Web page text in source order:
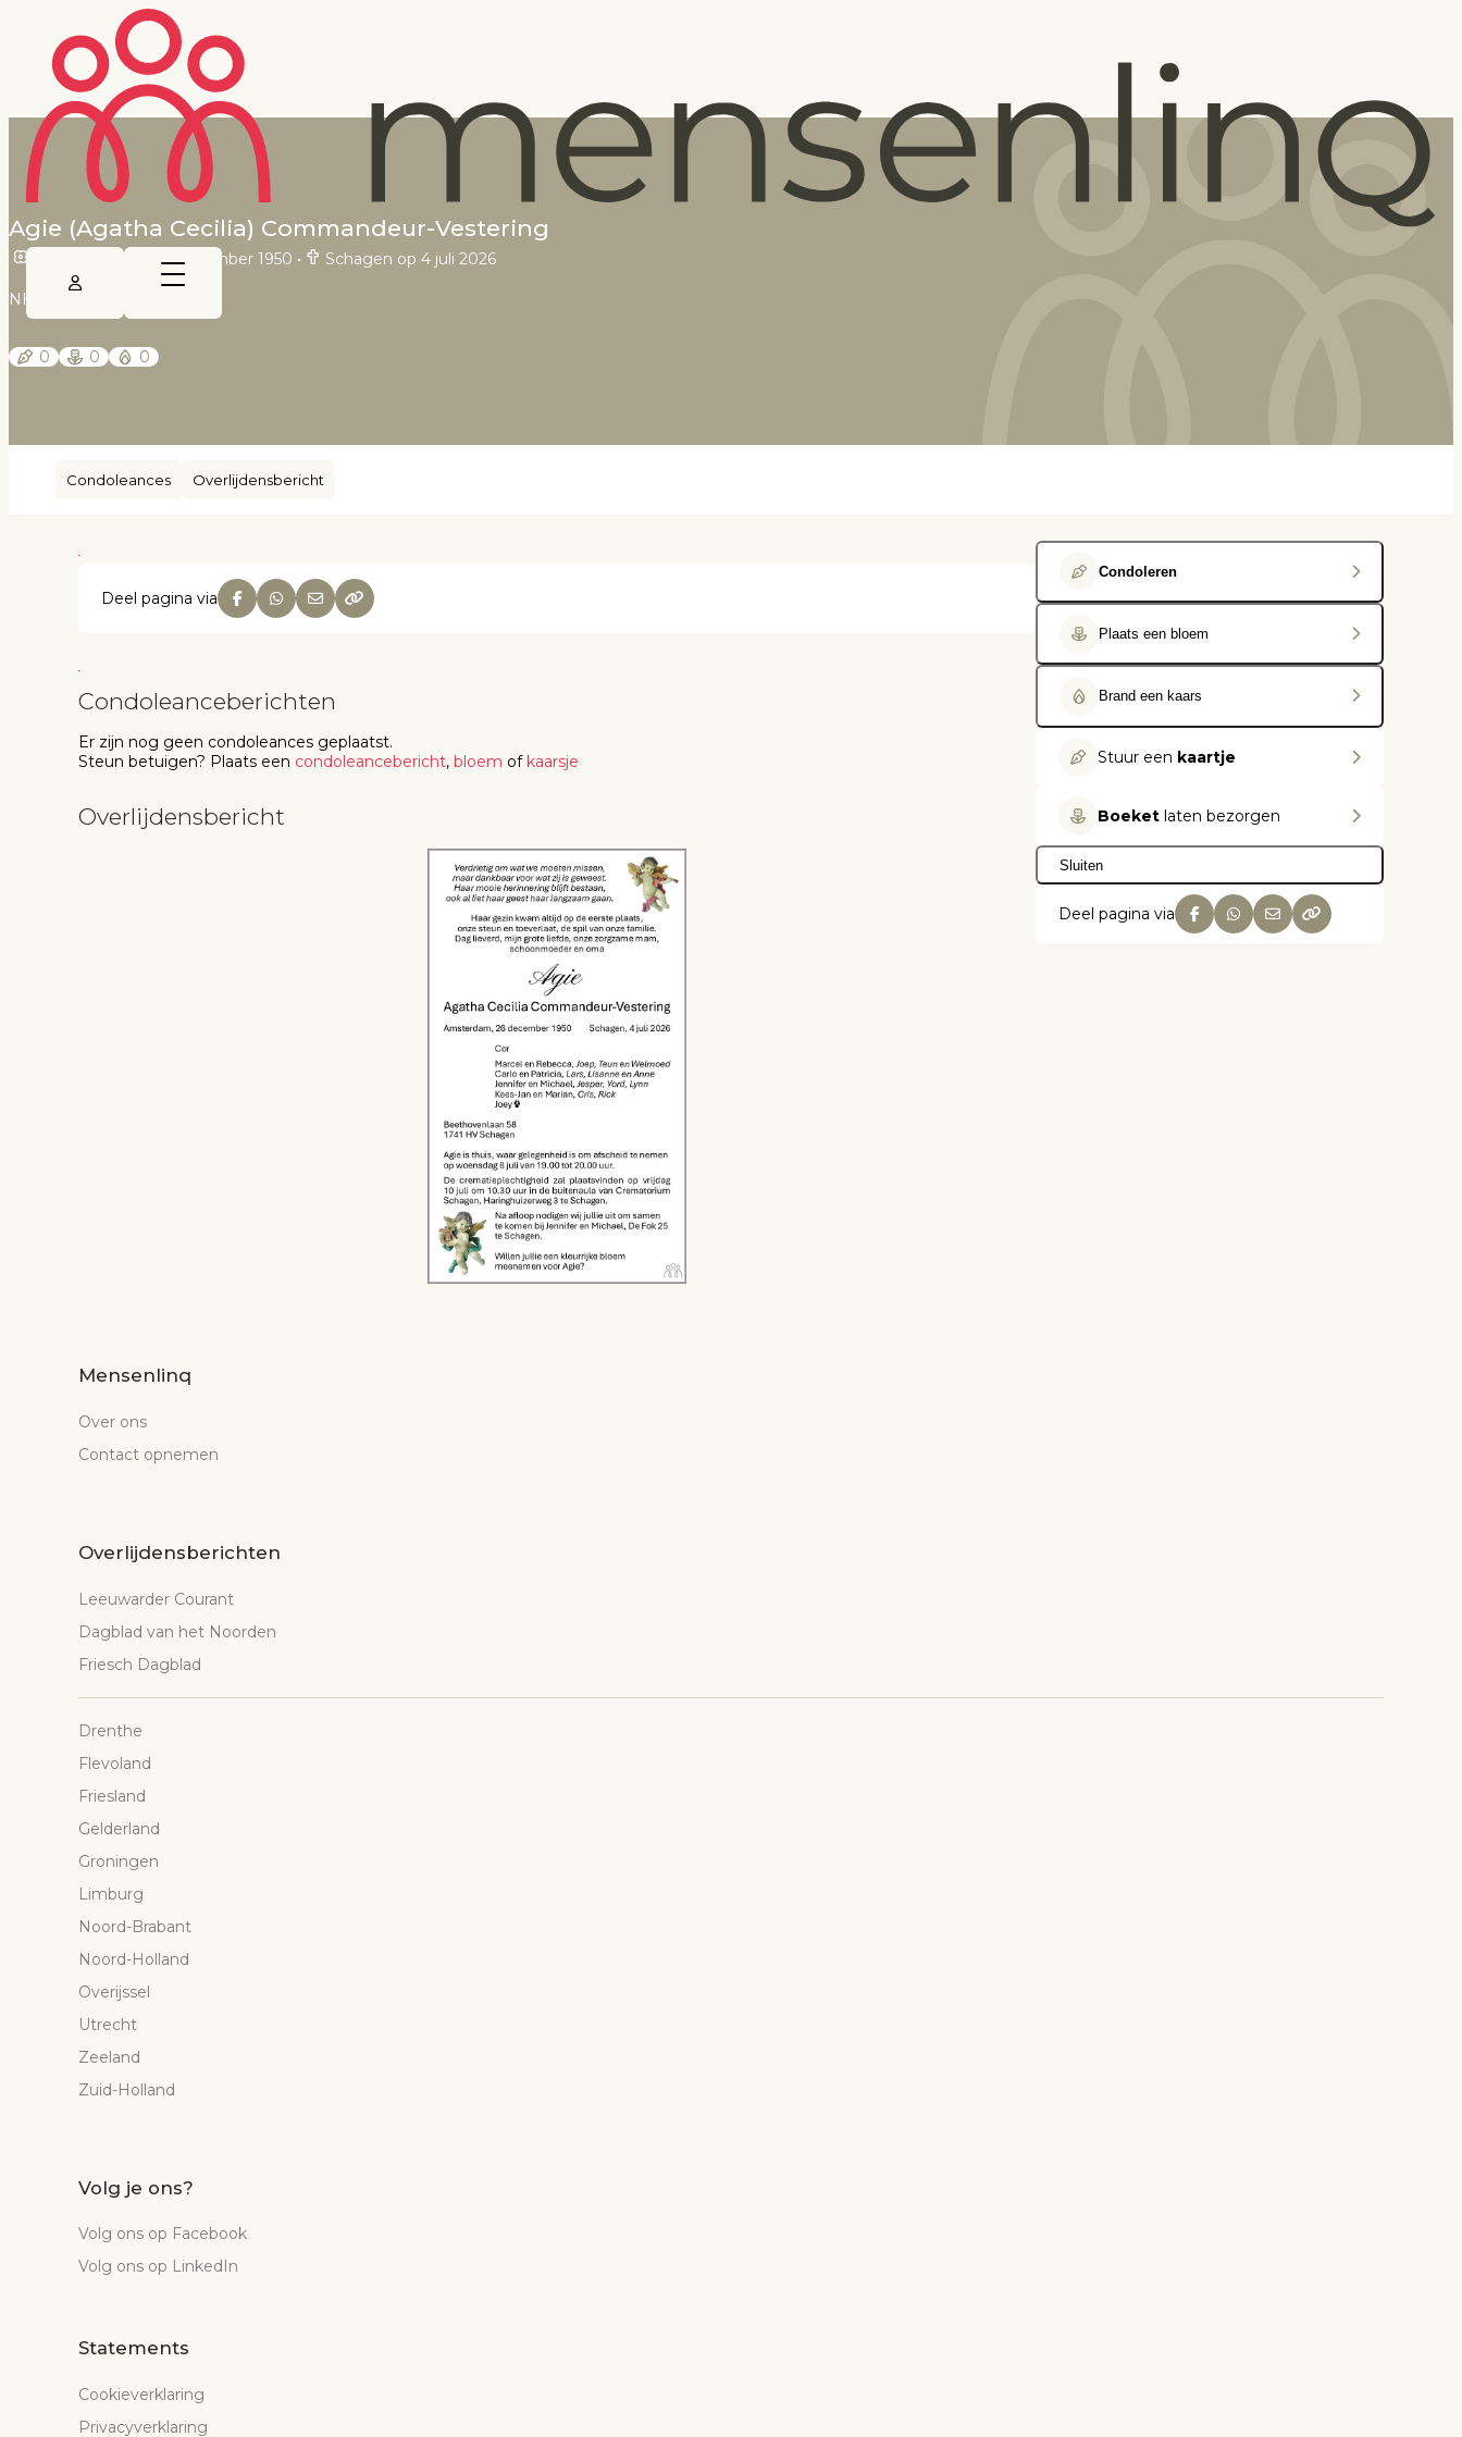
Agie (Agatha Cecilia) Commandeur-Vestering
Amsterdam op 26 december 1950 • Schagen op 4 juli 2026
NHD - Helderse Courant
0 0 0
Condoleances Overlijdensbericht
Deel pagina via
Condoleanceberichten
Er zijn nog geen condoleances geplaatst.
Steun betuigen? Plaats een condoleancebericht, bloem of kaarsje
Overlijdensbericht
Condoleren
Plaats een bloem
Brand een kaars
Stuur een kaartje
Boeket laten bezorgen
Sluiten
Deel pagina via
Mensenlinq
Over ons
Contact opnemen
Overlijdensberichten
Leeuwarder Courant
Dagblad van het Noorden
Friesch Dagblad
Drenthe
Flevoland
Friesland
Gelderland
Groningen
Limburg
Noord-Brabant
Noord-Holland
Overijssel
Utrecht
Zeeland
Zuid-Holland
Volg je ons?
Volg ons op Facebook
Volg ons op LinkedIn
Statements
Cookieverklaring
Privacyverklaring